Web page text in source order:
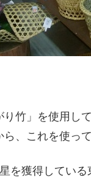
り竹」を使用し
、これを使っ
を獲得してい